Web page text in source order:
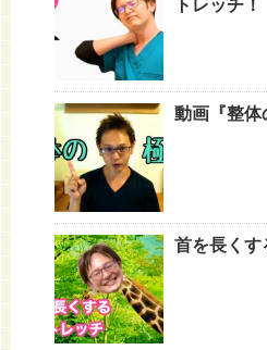
トレッチ！
動画『整体
首を長くす